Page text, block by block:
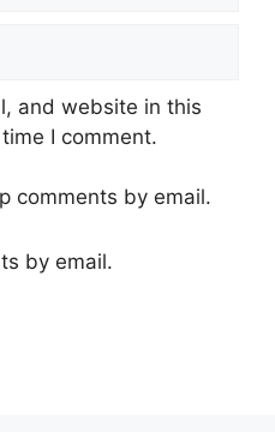
and website in this
I comment.
comments by email.
by email.